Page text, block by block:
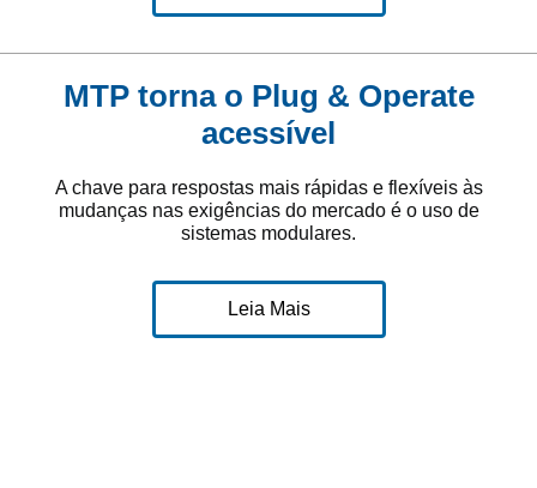
MTP torna o Plug & Operate
acessível
A chave para respostas mais rápidas e flexíveis às
mudanças nas exigências do mercado é o uso de
sistemas modulares.
Leia Mais